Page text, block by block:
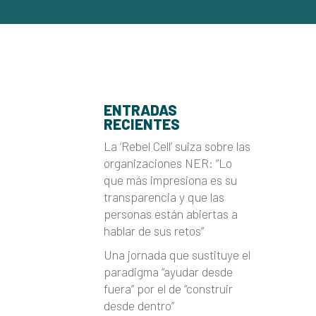
ENTRADAS
RECIENTES
La ‘Rebel Cell’ suiza sobre las
organizaciones NER: “Lo
que más impresiona es su
transparencia y que las
personas están abiertas a
hablar de sus retos”
Una jornada que sustituye el
paradigma “ayudar desde
fuera” por el de “construir
desde dentro”